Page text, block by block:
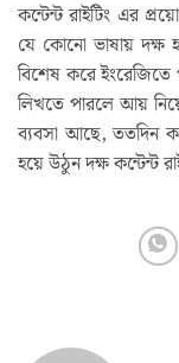
কন্টেন্ট রাইটিং এর
যে কোনো ভাষায় দক্ষ
বিশেষ করে
লিখতে পারলে আয়
ব্যবসা আছে, ততদিন
হয়ে উঠুন দক্ষ কন্টেন্ট